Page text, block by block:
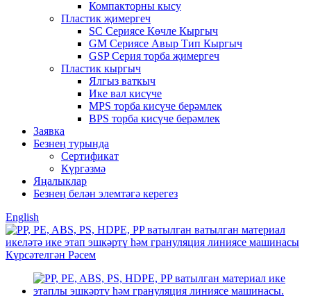
Компакторны кысу
Пластик җимергеч
SC Сериясе Көчле Кыргыч
GM Сериясе Авыр Тип Кыргыч
GSP Серия торба җимергеч
Пластик кыргыч
Ялгыз ваткыч
Ике вал кисүче
MPS торба кисүче берәмлек
BPS торба кисүче берәмлек
Заявка
Безнең турында
Сертификат
Күргәзмә
Яңалыклар
Безнең белән элемтәгә керегез
English